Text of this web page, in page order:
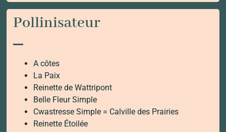
Pollinisateur
A côtes
La Paix
Reinette de Wattripont
Belle Fleur Simple
Cwastresse Simple = Calville des Prairies
Reinette Étoilée